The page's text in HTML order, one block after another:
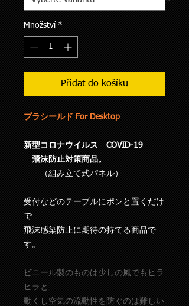
Množství *
Přidat do košíku
プラシールド For Desktop
新型コロナウイルス COVID-19
飛沫防止対策商品。
（組み立て式パネル）
受付などのテーブルにポンと置くだけ
で
飛沫感染防止に期待の持てる商品で
す。
ビニール製のものは少しの風でもヒラ
ヒラと
動くし空気の流動性を防ぐのは難しい